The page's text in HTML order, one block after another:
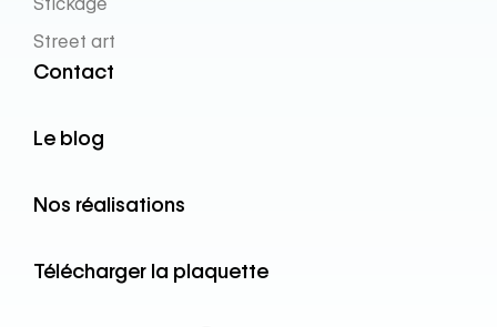
Street art
Contact
Le blog
Nos réalisations
Télécharger la plaquette